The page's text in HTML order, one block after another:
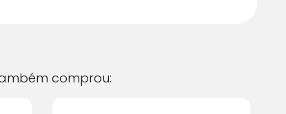
comprou: